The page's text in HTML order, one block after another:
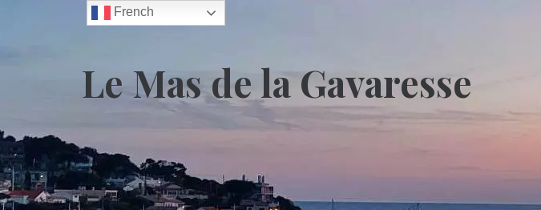
Le Mas de la Gavaresse
French